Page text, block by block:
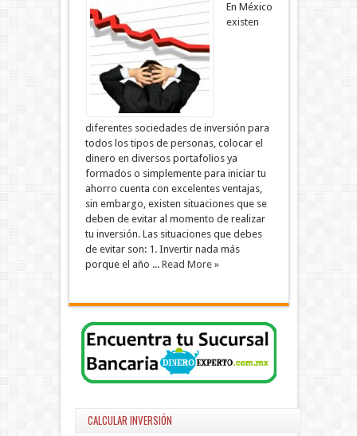
En México
existen
diferentes sociedades de inversión para
todos los tipos de personas, colocar el
dinero en diversos portafolios ya
formados o simplemente para iniciar tu
ahorro cuenta con excelentes ventajas,
sin embargo, existen situaciones que se
deben de evitar al momento de realizar
tu inversión. Las situaciones que debes
de evitar son: 1. Invertir nada más
porque el año ... Read More »